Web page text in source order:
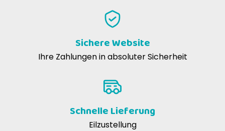
Sichere Website
Ihre Zahlungen in absoluter Sicherheit
Schnelle Lieferung
Eilzustellung